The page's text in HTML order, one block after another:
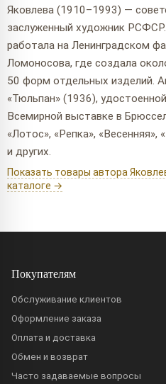
Яковлева (1910–1993) —
заслуженный художник
работала на Ленинградском
Ломоносова, где создала
50 форм отдельных изделий.
«Тюльпан» (1936),
Всемирной выставке в
«Лотос», «Репка», «Весенняя»,
и других.
Показать товары автора
каталоге →
Покупателям
Обслуживание клиентов
Оформление заказа
Оплата и доставка
Обмен и возврат
Часто задаваемые вопросы